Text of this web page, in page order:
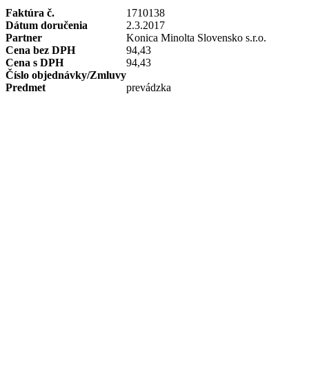
Faktúra č.
1710138
Dátum doručenia
2.3.2017
Partner
Konica Minolta Slovensko s.r.o.
Cena bez DPH
94,43
Cena s DPH
94,43
Číslo objednávky/Zmluvy
Predmet
prevádzka